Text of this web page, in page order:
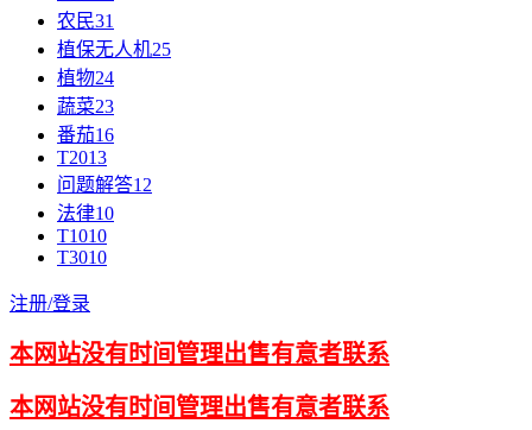
农民31
植保无人机25
植物24
蔬菜23
番茄16
T2013
问题解答12
法律10
T1010
T3010
注册/登录
本网站没有时间管理出售有意者联系
本网站没有时间管理出售有意者联系